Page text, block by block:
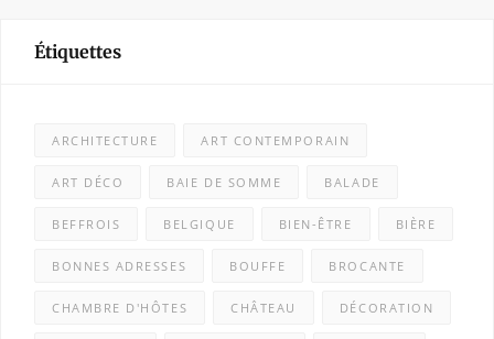
Étiquettes
ARCHITECTURE ART CONTEMPORAIN
ART DÉCO BAIE DE SOMME BALADE
BEFFROIS BELGIQUE BIEN-ÊTRE BIÈRE
BONNES ADRESSES BOUFFE BROCANTE
CHAMBRE D'HÔTES CHÂTEAU DÉCORATION